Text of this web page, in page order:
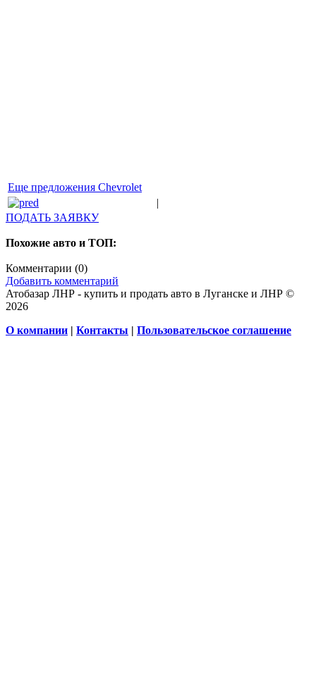
Еще предложения Chevrolet
|
ПОДАТЬ ЗАЯВКУ
Похожие авто и ТОП:
Комментарии (0)
Добавить комментарий
Атобазар ЛНР - купить и продать авто в Луганске и ЛНР ©
2026
О компании | Контакты | Пользовательское соглашение